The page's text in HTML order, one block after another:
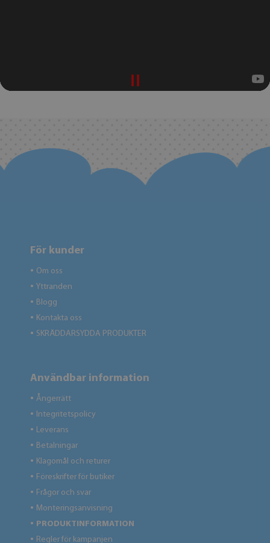
För kunder
● Om oss
● Yttranden
● Blogg
● Kontakta oss
● SKRÄDDARSYDDA PRODUKTER
Användbar information
● Ångerrätt
● Integritetspolicy
● Leverans
● Betalningar
● Klagomål och returer
● Föreskrifter för butiker
● Frågor och svar
● Monteringsanvisning
● PRODUKTINFORMATION
● Regler för kampanjen